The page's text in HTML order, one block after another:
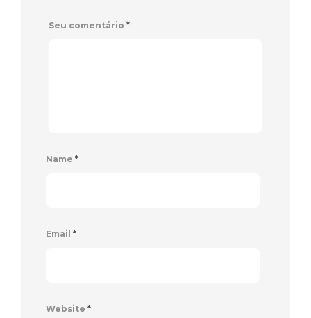
Seu comentário *
Name *
Email *
Website *